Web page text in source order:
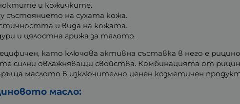
и кожичките.
състоянието на сухата кожа.
и вида на кожата.
и цялостна грижа за тялото.
като ключова активна съставка в него е
силни овлажняващи свойства. Комбинацията от
маслото в изключително ценен козметичен
масло: